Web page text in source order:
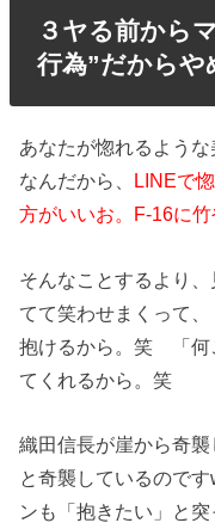
３ヤる前から
行為”だからや
あなたが惚れるよう
なんだから、 LINEで
方がいいお。F-16に
そんなことするより
てて笑わせまくって、
抱けるから。笑 「何
てくれるから。笑
織田信長が崖から奇襲
と奇襲しているので
ンも「抱きたい」と